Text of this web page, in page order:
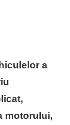
a
motorului,